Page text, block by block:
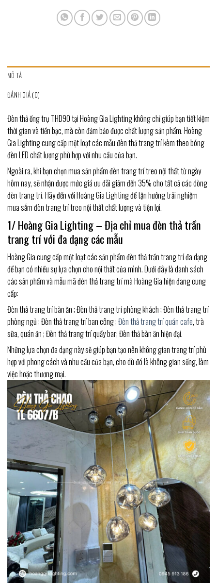
MÔ TẢ
ĐÁNH GIÁ (0)
Đèn thả ống trụ THD90 tại Hoàng Gia Lighting không chỉ giúp bạn tiết kiệm
thời gian và tiền bạc, mà còn đảm bảo được chất lượng sản phẩm. Hoàng
Gia Lighting cung cấp một loạt các mẫu đèn thả trang trí kèm theo bóng
đèn LED chất lượng phù hợp với nhu cầu của bạn.
Ngoài ra, khi bạn chọn mua sản phẩm đèn trang trí treo nội thất từ ngày
hôm nay, sẽ nhận được mức giá ưu đãi giảm đến 35% cho tất cả các dòng
đèn trang trí. Hãy đến với Hoàng Gia Lighting để tận hưởng trải nghiệm
mua sắm đèn trang trí treo nội thất chất lượng và tiện lợi.
1/ Hoàng Gia Lighting – Địa chỉ mua đèn thả trần
trang trí với đa dạng các mẫu
Hoàng Gia cung cấp một loạt các sản phẩm đèn thả trần trang trí đa dạng
để bạn có nhiều sự lựa chọn cho nội thất của mình. Dưới đây là danh sách
các sản phẩm và mẫu mã đèn thả trang trí mà Hoàng Gia hiện đang cung
cấp:
Đèn thả trang trí bàn ăn ; Đèn thả trang trí phòng khách ; Đèn thả trang trí
phòng ngủ ; Đèn thả trang trí ban công ;Đèn thả trang trí quán cafe, trà
sữa, quán ăn ; Đèn thả trang trí quầy bar; Đèn thả bàn ăn hiện đại.
Những lựa chọn đa dạng này sẽ giúp bạn tạo nên không gian trang trí phù
hợp với phong cách và nhu cầu của bạn, cho dù đó là không gian sống, làm
việc hoặc thương mại.